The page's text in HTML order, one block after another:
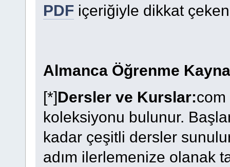
PDFiçeriğiyle dikkat
Almanca Öğrenme
[*]Dersler ve Kurslar:
koleksiyonu bulunur.
kadar çeşitli dersler
adım ilerlemenize olanak